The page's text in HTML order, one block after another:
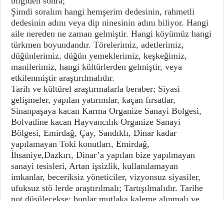
Şimdi soralım hangi hemşerim dedesinin, rahmetli
dedesinin adını veya dip ninesinin adını biliyor. Hangi
aile nereden ne zaman gelmiştir. Hangi köyümüz hangi
türkmen boyundandır. Törelerimiz, adetlerimiz,
düğünlerimiz, düğün yemeklerimiz, keşkeğimiz,
manilerimiz, hangi kültürlerden gelmiştir, veya
etkilenmiştir araştırılmalıdır.
Tarih ve kültürel araştırmalarla beraber; Siyasi
gelişmeler, yapılan yatırımlar, kaçan fırsatlar,
Sinanpaşaya kacan Karma Organize Sanayi Bolgesi,
Bolvadine kacan Hayvancılık Organize Sanayi
Bölgesi, Emirdağ, Çay, Sandıklı, Dinar kadar
yapılamayan Toki konutları, Emirdağ,
İhsaniye,Dazkırı, Dinar’a yapılan bize yapılmayan
sanayi tesisleri, Artan işsizlik, kullanılamayan
imkanlar, beceriksiz yöneticiler, vizyonsuz siyasiler,
ufuksuz stö lerde araştırılmalı; Tartışılmalıdır. Tarihe
not düşülecekse; bunlar mutlaka kaleme alınmalı ve